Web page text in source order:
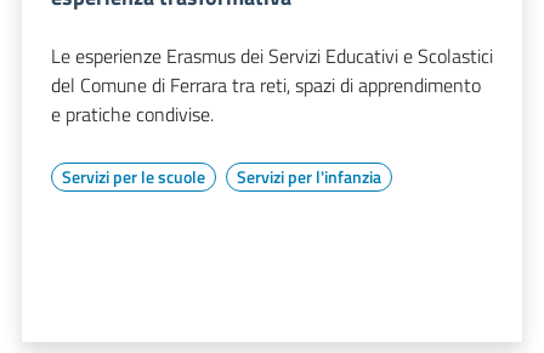
Le esperienze Erasmus dei Servizi Educativi e Scolastici
del Comune di Ferrara tra reti, spazi di apprendimento
e pratiche condivise.
Servizi per le scuole Servizi per l'infanzia